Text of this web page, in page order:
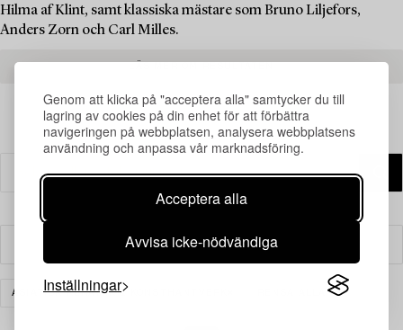
Genom att klicka på "acceptera alla" samtycker du till
lagring av cookies på din enhet för att förbättra
navigeringen på webbplatsen, analysera webbplatsens
användning och anpassa vår marknadsföring.
Acceptera alla
Avvisa icke-nödvändiga
Inställningar
Hilma af Klint, samt klassiska mästare som Bruno Liljefors,
Anders Zorn och Carl Milles.
Filter
ASIATISK KERAMIK & KONSTHANTVERK